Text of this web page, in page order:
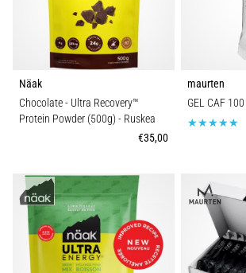
Näak
Chocolate - Ultra Recovery™
Protein Powder (500g)- Ruskea
€35,00
maurten
GEL CAF 100